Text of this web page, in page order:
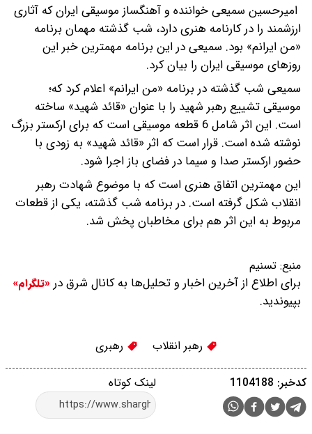
امیرحسین سمیعی خواننده و آهنگساز موسیقی ایران که آثاری
ارزشمند را در کارنامه هنری دارد، شب گذشته مهمان برنامه
«من ایرانم»‌ بود. سمیعی در این برنامه مهمترین خبر این
روزهای موسیقی ایران را بیان کرد.
سمیعی شب گذشته در برنامه «من ایرانم» اعلام کرد که؛
موسیقی تشییع رهبر شهید را با عنوان «قائد شهید» ساخته
است. این اثر شامل 6 قطعه موسیقی است که برای ارکستر بزرگ
نوشته شده است. قرار است که اثر «قائد شهید» به زودی با
حضور ارکستر صدا و سیما در فضای باز اجرا شود.
این مهمترین اتفاق هنری است که با موضوع شهادت رهبر
انقلاب شکل گرفته است. در برنامه شب گذشته، یکی از قطعات
مربوط به این اثر هم برای مخاطبان پخش شد.
منبع: تسنیم
برای اطلاع از آخرین اخبار و تحلیل‌ها به کانال شرق در «تلگرام»
بپیوندید.
رهبر انقلاب رهبری
لینک کوتاه کدخبر: 1104188